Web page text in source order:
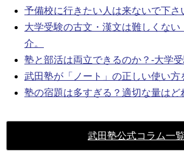
予備校に行きたい人は来ないで下さ
大学受験の古文・漢文は難しくない
介。
塾と部活は両立できるのか？-大学
武田塾が「ノート」の正しい使い方
塾の宿題は多すぎる？適切な量はど
武田塾公式コラム一覧